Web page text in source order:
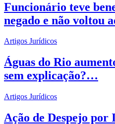
Funcionário teve
negado e não voltou
Artigos Jurídicos
Águas do Rio
sem explicação?…
Artigos Jurídicos
Ação de Despejo